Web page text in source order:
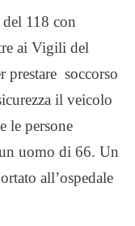
118 con
ai Vigili del
prestare soccorso
il veicolo
le persone
uomo di 66. Un
all’ospedale